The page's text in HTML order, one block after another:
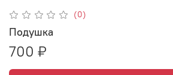
(0)
Подушка
700 ₽